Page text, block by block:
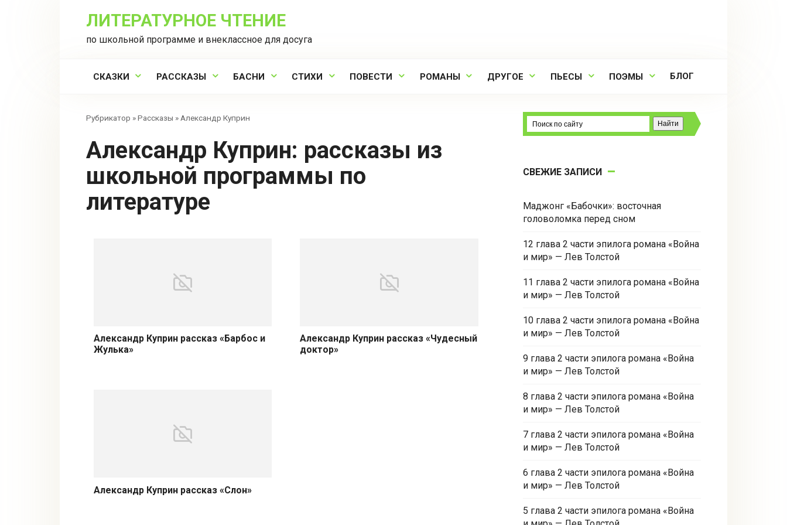
ЛИТЕРАТУРНОЕ ЧТЕНИЕ
по школьной программе и внеклассное для досуга
СКАЗКИ РАССКАЗЫ БАСНИ СТИХИ ПОВЕСТИ РОМАНЫ ДРУГОЕ ПЬЕСЫ ПОЭМЫ БЛОГ
Рубрикатор »Рассказы » Александр Куприн
Александр Куприн: рассказы из
школьной программы по
литературе
Александр Куприн рассказ «Барбос и
Жулька»
Александр Куприн рассказ «Чудесный
доктор»
Александр Куприн рассказ «Слон»
СВЕЖИЕ ЗАПИСИ
Маджонг «Бабочки»: восточная
головоломка перед сном
12 глава 2 части эпилога романа «Война
и мир» — Лев Толстой
11 глава 2 части эпилога романа «Война
и мир» — Лев Толстой
10 глава 2 части эпилога романа «Война
и мир» — Лев Толстой
9 глава 2 части эпилога романа «Война
и мир» — Лев Толстой
8 глава 2 части эпилога романа «Война
и мир» — Лев Толстой
7 глава 2 части эпилога романа «Война
и мир» — Лев Толстой
6 глава 2 части эпилога романа «Война
и мир» — Лев Толстой
5 глава 2 части эпилога романа «Война